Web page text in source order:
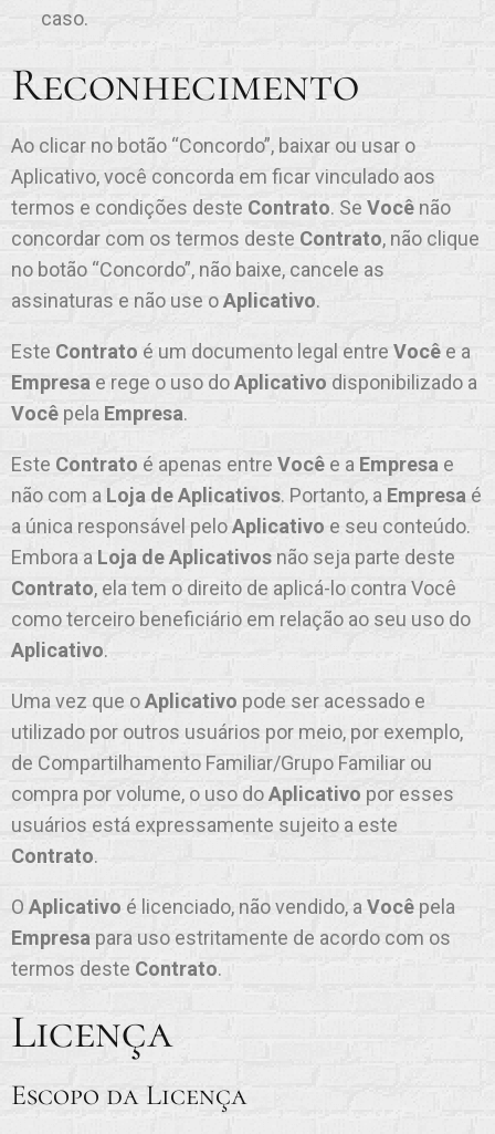
caso.
Reconhecimento
Ao clicar no botão “Concordo”, baixar ou usar o
Aplicativo, você concorda em ficar vinculado aos
termos e condições deste Contrato. Se Você não
concordar com os termos deste Contrato, não clique
no botão “Concordo”, não baixe, cancele as
assinaturas e não use oAplicativo.
Este Contrato é um documento legal entre Você e a
Empresa e rege o uso doAplicativo disponibilizado a
Você pela Empresa.
Este Contrato é apenas entre Você e a Empresa e
não com a Loja de Aplicativos. Portanto, a Empresa é
a única responsável peloAplicativo e seu conteúdo.
Embora a Loja de Aplicativos não seja parte deste
Contrato, ela tem o direito de aplicá-lo contra Você
como terceiro beneficiário em relação ao seu uso do
Aplicativo.
Uma vez que oAplicativo pode ser acessado e
utilizado por outros usuários por meio, por exemplo,
de Compartilhamento Familiar/Grupo Familiar ou
compra por volume, o uso doAplicativo por esses
usuários está expressamente sujeito a este
Contrato.
O Aplicativo é licenciado, não vendido, a Você pela
Empresa para uso estritamente de acordo com os
termos deste Contrato.
Licença
Escopo da Licença